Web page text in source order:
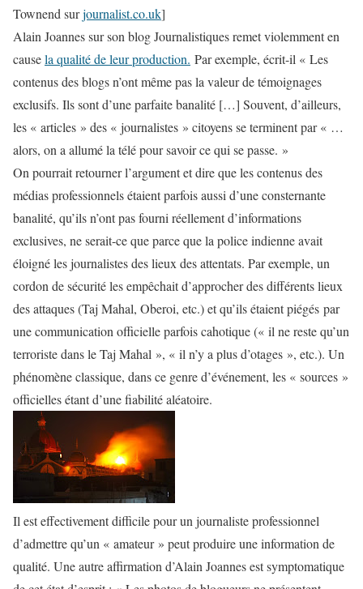
Townend surjournalist.co.uk]
Alain Joannes sur son blogJournalistiquesremet violemment en
causela qualité de leur production. Par exemple, écrit-il « Les
contenus des blogs n’ont même pas la valeur de témoignages
exclusifs. Ils sont d’une parfaite banalité […] Souvent, d’ailleurs,
les « articles » des « journalistes » citoyens se terminent par « …
alors, on a allumé la télé pour savoir ce qui se passe. »
On pourrait retourner l’argument et dire que les contenus des
médias professionnels étaient parfois aussi d’une consternante
banalité, qu’ils n’ont pas fourni réellement d’informations
exclusives, ne serait-ce que parce que la police indienne avait
éloigné les journalistes des lieux des attentats. Par exemple, un
cordon de sécurité les empêchait d’approcher des différents lieux
des attaques (Taj Mahal, Oberoi, etc.) et qu’ils étaient piégés par
une communication officielle parfois cahotique (« il ne reste qu’un
terroriste dans le Taj Mahal », « il n’y a plus d’otages », etc.). Un
phénomène classique, dans ce genre d’événement, les « sources »
officielles étant d’une fiabilité aléatoire.
Il est effectivement difficile pour un journaliste professionnel
d’admettre qu’un « amateur » peut produire une information de
qualité. Une autre affirmation d’Alain Joannes est symptomatique